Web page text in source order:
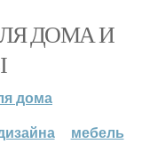
ДОМА И
дома
мебель